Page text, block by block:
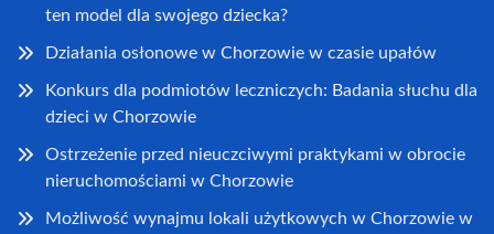
ten model dla swojego dziecka?
Działania osłonowe w Chorzowie w czasie upałów
Konkurs dla podmiotów leczniczych: Badania słuchu dla
dzieci w Chorzowie
Ostrzeżenie przed nieuczciwymi praktykami w obrocie
nieruchomościami w Chorzowie
Możliwość wynajmu lokali użytkowych w Chorzowie w